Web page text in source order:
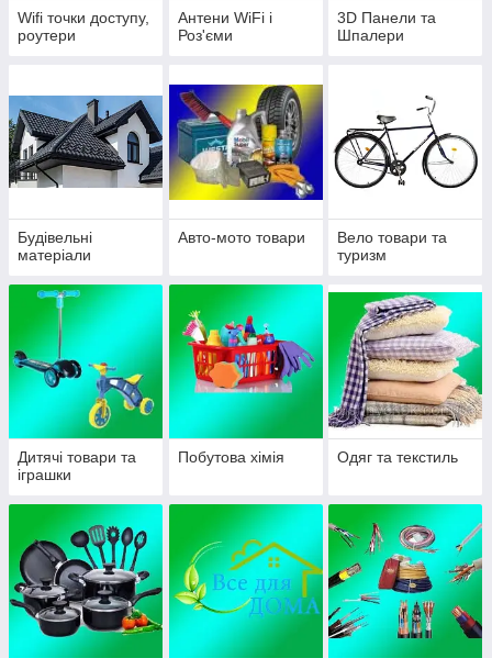
Wifi точки доступу,
роутери
Антени WiFi і
Роз'єми
3D Панели та
Шпалери
Будівельні
матеріали
Авто-мото товари
Вело товари та
туризм
Дитячі товари та
іграшки
Побутова хімія Одяг та текстиль